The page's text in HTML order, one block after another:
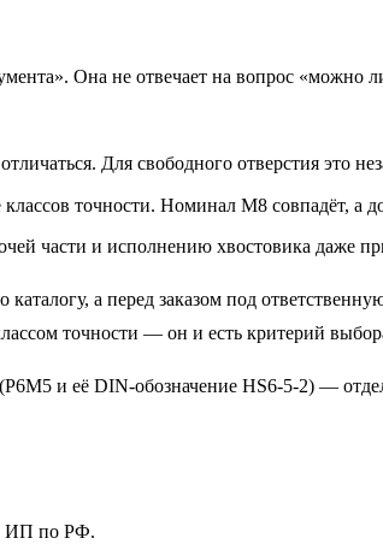
Она не отвечает на вопрос «можно
Для свободного отверстия это
точности. Номинал M8 совпадёт, а
части и исполнению хвостовика даже
а перед заказом под
точности — он и есть критерий
и её DIN-обозначение HS6-5-2) —
ИП по РФ.